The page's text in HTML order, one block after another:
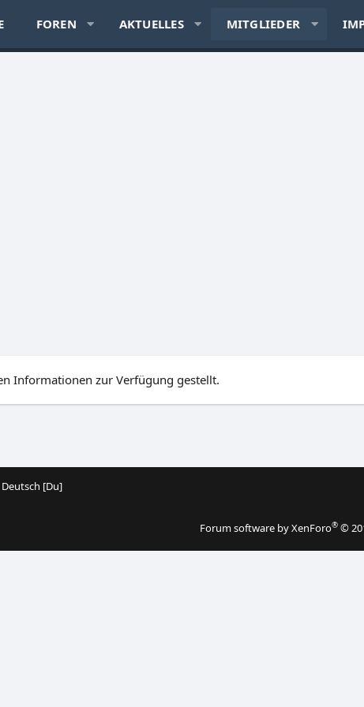
FOREN AKTUELLES MITGLIEDER
Informationen zur Verfügung gestellt.
Deutsch [Du]
Forum software by XenForo® ©